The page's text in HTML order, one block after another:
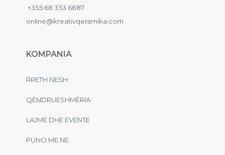
+355 68 353 6687
online@kreativqeramika.com
KOMPANIA
RRETH NESH
QËNDRUESHMËRIA
LAJME DHE EVENTE
PUNO ME NE